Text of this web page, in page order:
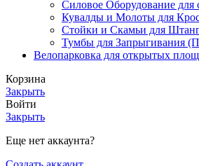
Силовое Оборудование для
Кувалды и Молоты для
Стойки и Скамьи для
Тумбы для Запрыгивания
Велопарковка для открытых
Корзина
Закрыть
Войти
Закрыть
Еще нет аккаунта?